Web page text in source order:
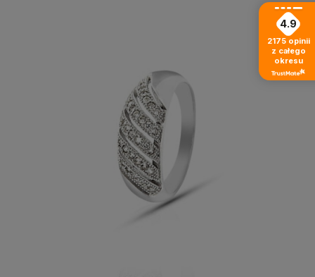
4.9
2175 opinii
z całego
okresu